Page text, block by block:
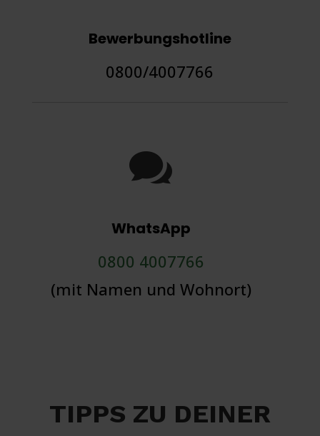
Bewerbungshotline
0800/4007766

WhatsApp
0800 4007766
(mit Namen und Wohnort)
TIPPS ZU DEINER